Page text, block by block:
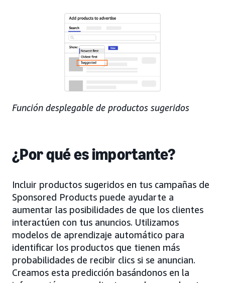
Función desplegable de productos sugeridos
¿Por qué es importante?
Incluir productos sugeridos en tus campañas de
Sponsored Products puede ayudarte a
aumentar las posibilidades de que los clientes
interactúen con tus anuncios. Utilizamos
modelos de aprendizaje automático para
identificar los productos que tienen más
probabilidades de recibir clics si se anuncian.
Creamos esta predicción basándonos en la